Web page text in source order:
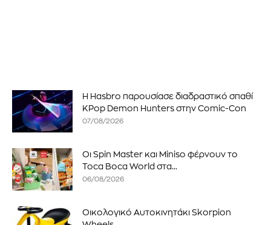
Η Hasbro παρουσίασε διαδραστικό σπαθί
KPop Demon Hunters στην Comic-Con
07/08/2026
Οι Spin Master και Miniso φέρνουν το
Toca Boca World στα...
06/08/2026
Οικολογικό Αυτοκινητάκι Skorpion